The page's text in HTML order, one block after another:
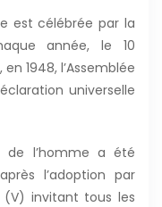
est célébrée par la
année, le 10
1948, l’Assemblée
universelle
de l’homme a été
l’adoption par
(V) invitant tous les